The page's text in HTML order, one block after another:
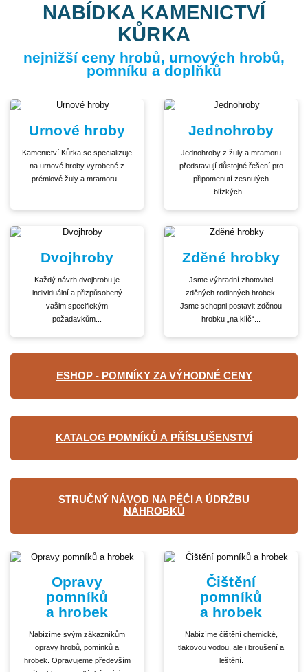
NABÍDKA KAMENICTVÍ
KŮRKA
nejnižší ceny hrobů, urnových hrobů,
pomníku a doplňků
Urnové hroby
Kamenictví Kůrka se specializuje
na urnové hroby vyrobené z
prémiové žuly a mramoru...
Jednohroby
Jednohroby z žuly a mramoru
představují důstojné řešení pro
připomenutí zesnulých
blízkých...
Dvojhroby
Každý návrh dvojhrobu je
individuální a přizpůsobený
vašim specifickým
požadavkům...
Zděné hrobky
Jsme výhradní zhotovitel
zděných rodinných hrobek.
Jsme schopni postavit zděnou
hrobku „na klíč“...
ESHOP - POMNÍKY ZA VÝHODNÉ CENY
KATALOG POMNÍKŮ A PŘÍSLUŠENSTVÍ
STRUČNÝ NÁVOD NA PÉČI A ÚDRŽBU
NÁHROBKŮ
Opravy
pomníků
a hrobek
Nabízíme svým zákazníkům
opravy hrobů, pomínků a
hrobek. Opravujeme především
Čištění
pomníků
a hrobek
Nabízíme čištění chemické,
tlakovou vodou, ale i broušení a
leštění.